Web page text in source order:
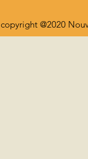
copyright @2020